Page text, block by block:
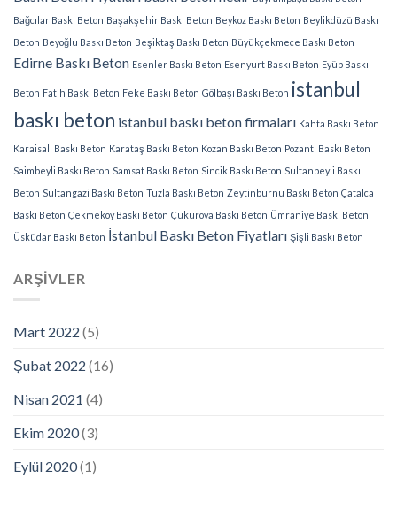
Bağcılar Baskı Beton Başakşehir Baskı Beton Beykoz Baskı Beton Beylikdüzü Baskı
Beton Beyoğlu Baskı Beton Beşiktaş Baskı Beton Büyükçekmece Baskı Beton
Edirne Baskı Beton Esenler Baskı Beton Esenyurt Baskı Beton Eyüp Baskı
Beton Fatih Baskı Beton Feke Baskı Beton Gölbaşı Baskı Beton istanbul
baskı beton istanbul baskı beton firmaları Kahta Baskı Beton
Karaisalı Baskı Beton Karataş Baskı Beton Kozan Baskı Beton Pozantı Baskı Beton
Saimbeyli Baskı Beton Samsat Baskı Beton Sincik Baskı Beton Sultanbeyli Baskı
Beton Sultangazi Baskı Beton Tuzla Baskı Beton Zeytinburnu Baskı Beton Çatalca
Baskı Beton Çekmeköy Baskı Beton Çukurova Baskı Beton Ümraniye Baskı Beton
Üsküdar Baskı Beton İstanbul Baskı Beton Fiyatları Şişli Baskı Beton
ARŞIVLER
Mart 2022 (5)
Şubat 2022 (16)
Nisan 2021 (4)
Ekim 2020(3)
Eylül 2020(1)